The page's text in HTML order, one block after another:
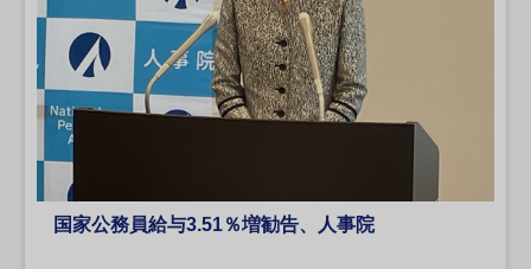
国家公務員給与3.51％増勧告、人事院